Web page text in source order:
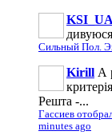
KSI_UA
Сильный Пол.
Kirill А
Решта -...
Гассиев
minutes ago